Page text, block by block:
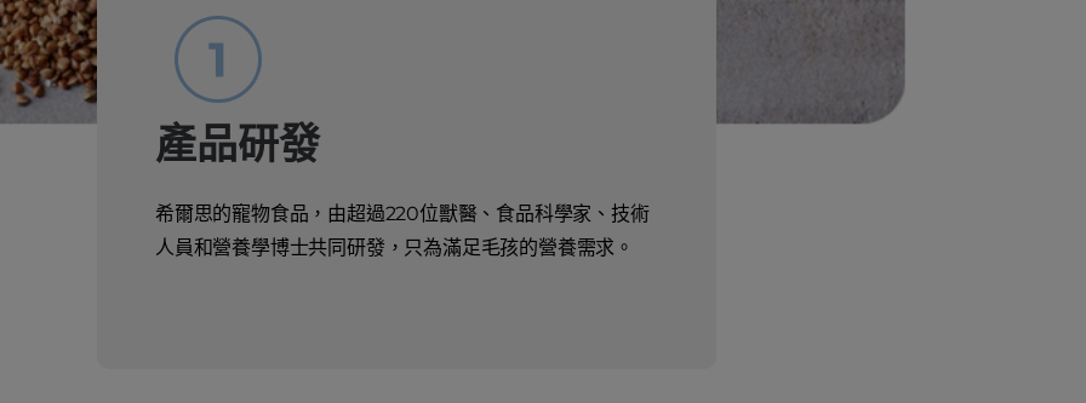
產品研發
希爾思的寵物食品，由超過220位獸醫、食品科學家、技術
人員和營養學博士共同研發，只為滿足毛孩的營養需求。